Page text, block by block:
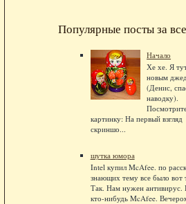
Популярные посты за
Начало
Хе хе. Я
новым
(Денис,
наводку).
картинку: На первый взгляд
скриншо...
шутка юмора
Intel купил McAfee. по
знающих тему все было вот
Так. Нам нужен антивирус.
кто-нибудь McAfee.